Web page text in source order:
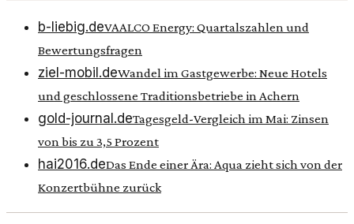
b-liebig.deVAALCO Energy: Quartalszahlen und
Bewertungsfragen
ziel-mobil.deWandel im Gastgewerbe: Neue Hotels
und geschlossene Traditionsbetriebe in Achern
gold-journal.deTagesgeld-Vergleich im Mai: Zinsen
von bis zu 3,5 Prozent
hai2016.deDas Ende einer Ära: Aqua zieht sich von der
Konzertbühne zurück